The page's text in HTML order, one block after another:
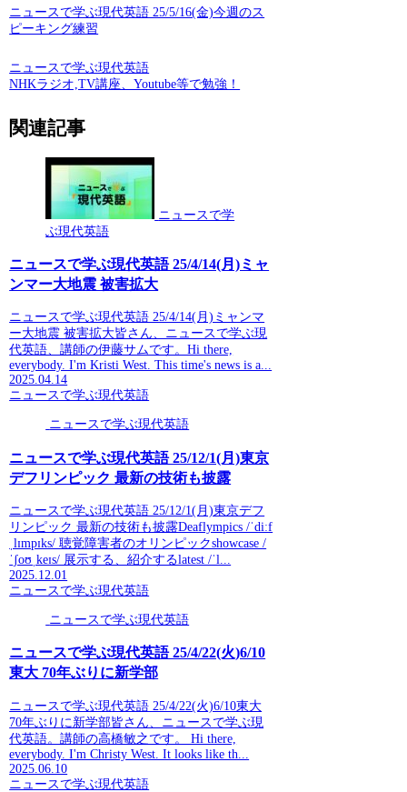
ニュースで学ぶ現代英語 25/5/16(金)今週のス
ピーキング練習
ニュースで学ぶ現代英語
NHKラジオ,TV講座、Youtube等で勉強！
関連記事
ニュースで学
ぶ現代英語
ニュースで学ぶ現代英語 25/4/14(月)ミャ
ンマー大地震 被害拡大
ニュースで学ぶ現代英語 25/4/14(月)ミャンマ
ー大地震 被害拡大皆さん、ニュースで学ぶ現
代英語、講師の伊藤サムです。Hi there,
everybody. I'm Kristi West. This time's news is a...
2025.04.14
ニュースで学ぶ現代英語
ニュースで学ぶ現代英語
ニュースで学ぶ現代英語 25/12/1(月)東京
デフリンピック 最新の技術も披露
ニュースで学ぶ現代英語 25/12/1(月)東京デフ
リンピック 最新の技術も披露Deaflympics /ˈdiːf
ˌlɪmpɪks/ 聴覚障害者のオリンピックshowcase /
ˈʃoʊˌkeɪs/ 展示する、紹介するlatest /ˈl...
2025.12.01
ニュースで学ぶ現代英語
ニュースで学ぶ現代英語
ニュースで学ぶ現代英語 25/4/22(火)6/10
東大 70年ぶりに新学部
ニュースで学ぶ現代英語 25/4/22(火)6/10東大
70年ぶりに新学部皆さん、ニュースで学ぶ現
代英語。講師の高橋敏之です。 Hi there,
everybody. I'm Christy West. It looks like th...
2025.06.10
ニュースで学ぶ現代英語